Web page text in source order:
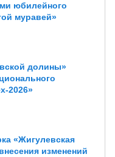
юбилейного
муравей»
долины»
2026»
«Жигулевская
изменений